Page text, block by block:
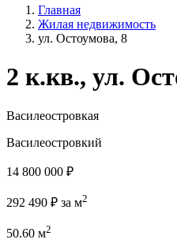
Главная
Жилая недвижимость
ул. Остоумова, 8
2 к.кв., ул.
Василеостровкая
Василеостровкий
14 800 000 ₽
292 490 ₽ за м2
50.60 м2